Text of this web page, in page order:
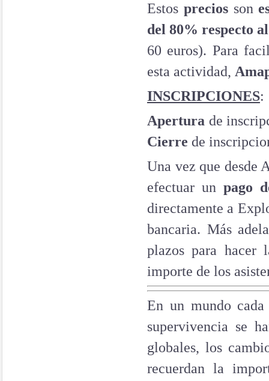
Estos preciosson
del 80% respecto
60 euros). Para
esta actividad,
INSCRIPCIONES:
Apertura de
Cierre de
Una vez que desde
efectuar unpago
directamente a
bancaria. Más
plazos para hacer
importe de los
En un mundo
supervivencia se
globales, los
recuerdan la